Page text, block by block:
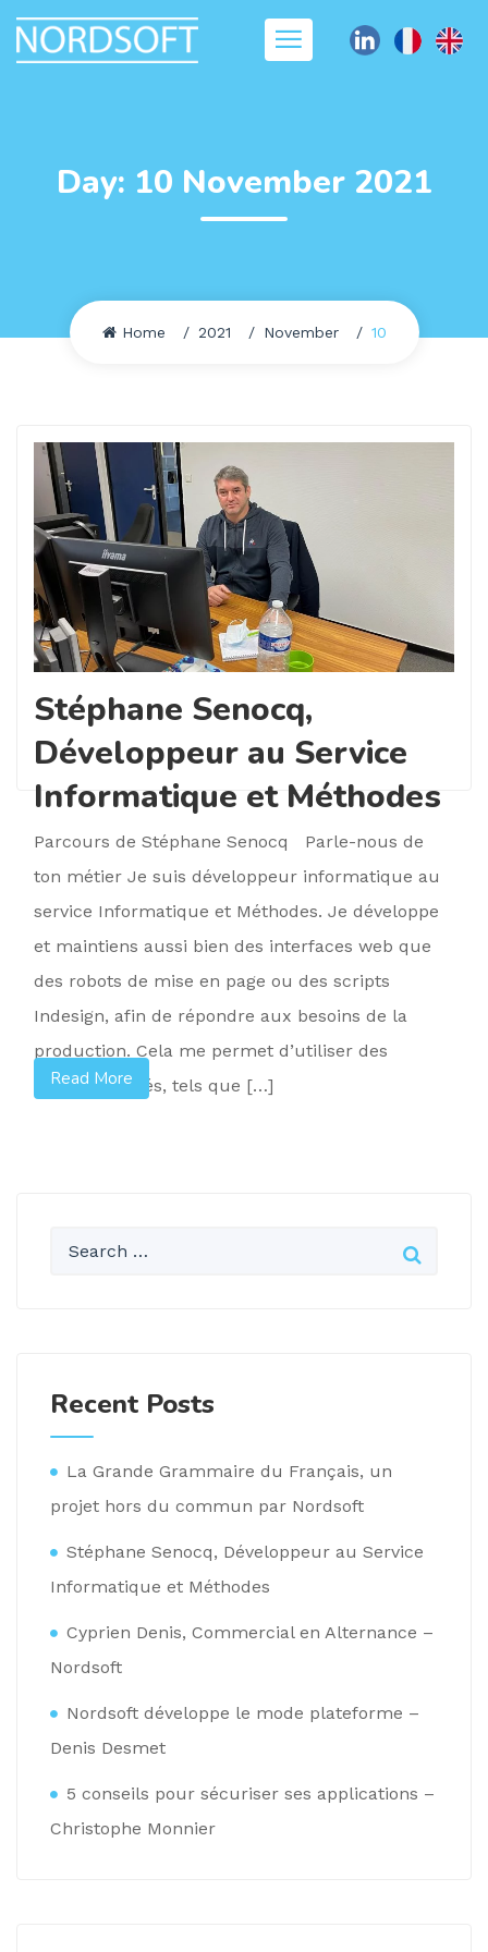
Day: 10 November 2021
Home 2021 November 10
Stéphane Senocq,
Développeur au Service
Informatique et Méthodes
Parcours de Stéphane Senocq Parle-nous de
ton métier Je suis développeur informatique au
service Informatique et Méthodes. Je développe
et maintiens aussi bien des interfaces web que
des robots de mise en page ou des scripts
Indesign, afin de répondre aux besoins de la
production. Cela me permet d’utiliser des
langages variés, tels que […]
Read More
Recent Posts
La Grande Grammaire du Français, un
projet hors du commun par Nordsoft
Stéphane Senocq, Développeur au Service
Informatique et Méthodes
Cyprien Denis, Commercial en Alternance –
Nordsoft
Nordsoft développe le mode plateforme –
Denis Desmet
5 conseils pour sécuriser ses applications –
Christophe Monnier